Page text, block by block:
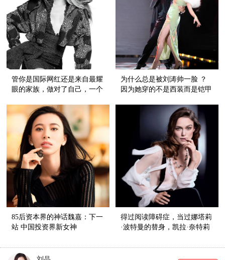
管你是国际网红还是来自最耀
眼的家族，做对了自己，一个
为什么总是被刘涛帅一脸 ？
因为她穿的不是西装而是铠甲
85后资本界的神话魏嘉：下一
站 中国投资界新女神
得过阅读障碍症，当过娜塔莉
·波特曼的替身，凯拉·奈特莉